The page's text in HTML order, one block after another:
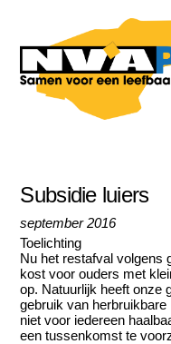
Subsidie luiers
september 2016
Toelichting
Nu het restafval volgens
kost voor ouders met
op. Natuurlijk heeft onze
gebruik van
niet voor iedereen
een tussenkomst te